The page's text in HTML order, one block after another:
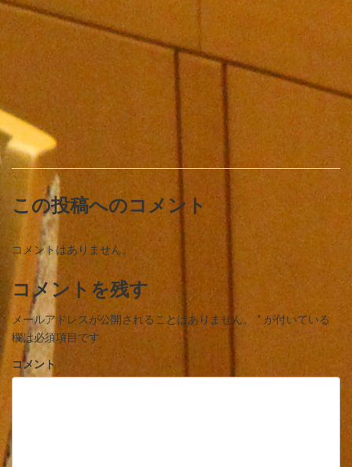
この投稿へのコメント
コメントはありません。
コメントを残す
メールアドレスが公開されることはありません。 * が付いている
欄は必須項目です
コメント